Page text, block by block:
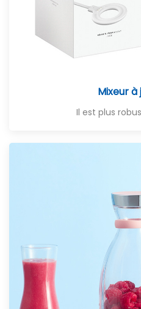
Mixeur à
Il est plus